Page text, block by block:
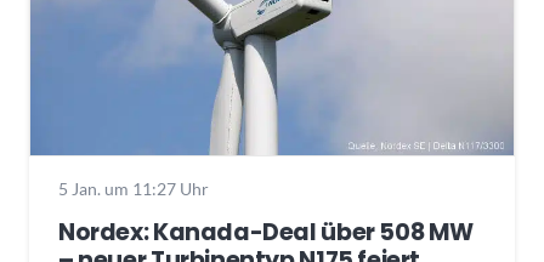
5 Jan. um 11:27 Uhr
Nordex: Kanada-Deal über 508 MW